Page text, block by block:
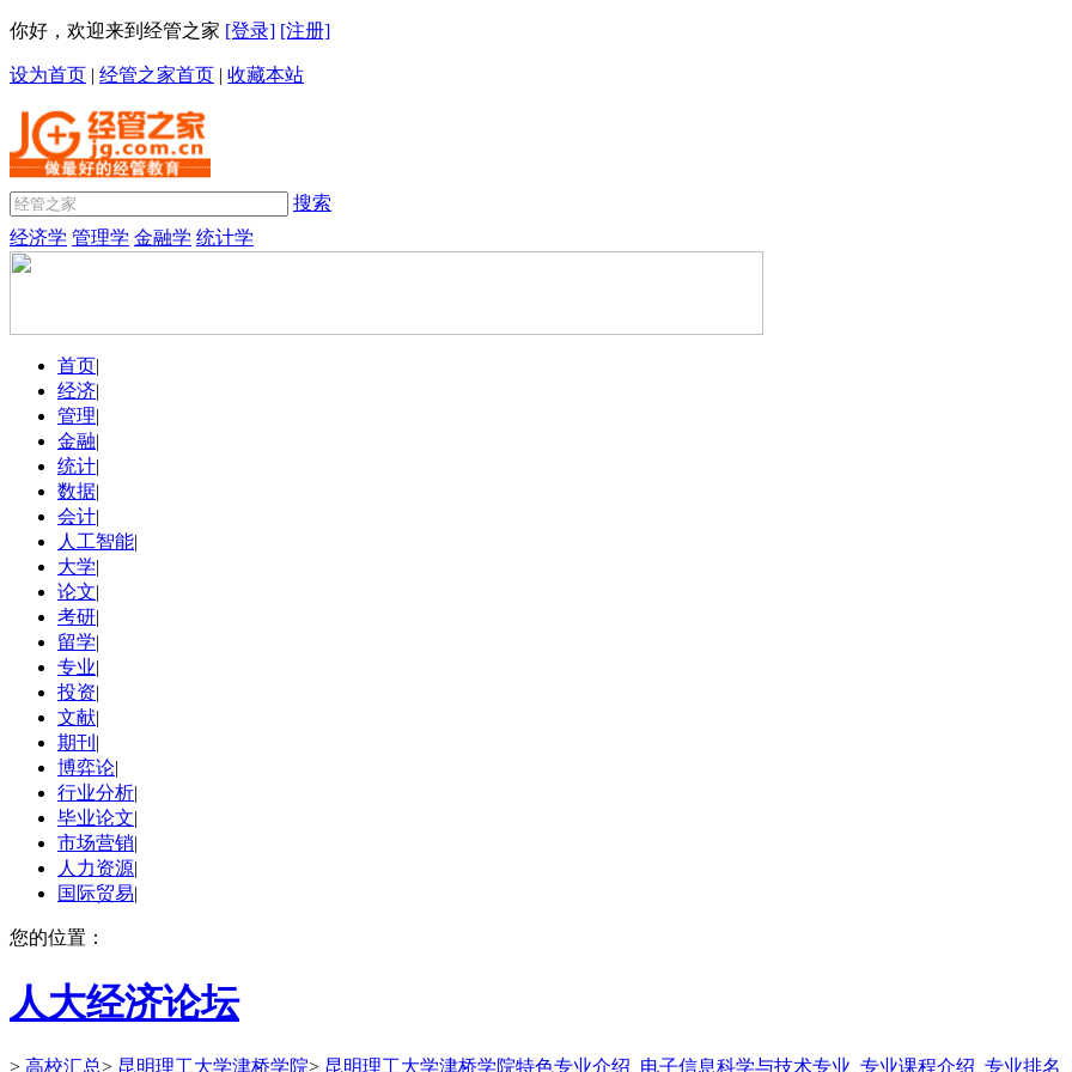
你好，欢迎来到经管之家 [登录] [注册]
设为首页 | 经管之家首页 | 收藏本站
搜索
经济学 管理学 金融学 统计学
首页|
经济|
管理|
金融|
统计|
数据|
会计|
人工智能|
大学|
论文|
考研|
留学|
专业|
投资|
文献|
期刊 |
博弈论|
行业分析|
毕业论文|
市场营销|
人力资源|
国际贸易|
您的位置：
人大经济论坛
> 高校汇总> 昆明理工大学津桥学院> 昆明理工大学津桥学院特色专业介绍_电子信息科学与技术专业_专业课程介绍_专业排名